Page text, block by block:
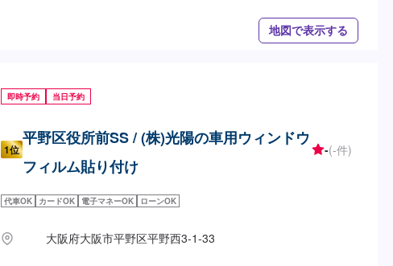
地図で表示する
即時予約 当日予約
1位
平野区役所前SS / (株)光陽の車用ウィンドウ
フィルム貼り付け
-(-件)
代車OK カードOK 電子マネーOK ローンOK
大阪府大阪市平野区平野西3-1-33